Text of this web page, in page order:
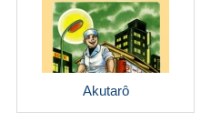
Akutarô